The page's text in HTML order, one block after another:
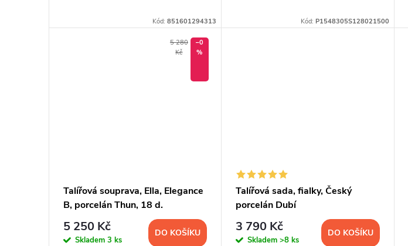
Kód:851601294313 Kód: P1548305S128021500
5 280
Kč
–0
%
Talířová souprava, Ella, Elegance
B, porcelán Thun, 18 d.
5 250 Kč
Skladem 3 ks
DO KOŠÍKU
Talířová sada, fialky, Český
porcelán Dubí
3 790 Kč
Skladem>8 ks
DO KOŠÍKU